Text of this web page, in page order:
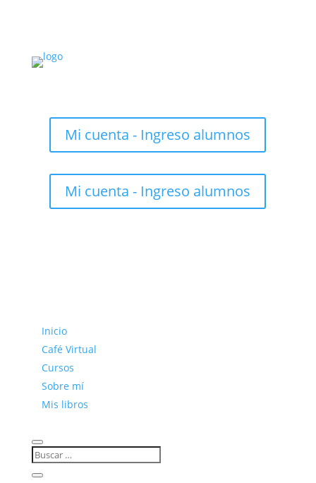
Mi cuenta - Ingreso alumnos
Mi cuenta - Ingreso alumnos
Inicio
Café Virtual
Cursos
Sobre mí
Mis libros